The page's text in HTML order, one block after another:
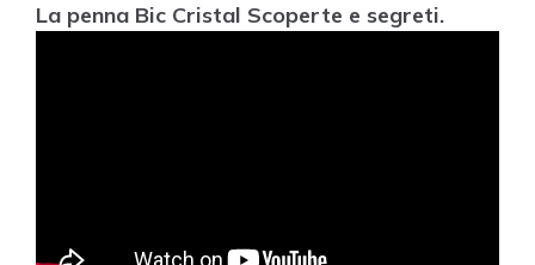
La penna Bic Cristal Scoperte e segreti.